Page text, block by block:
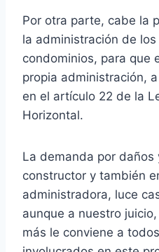
Por otra parte, cabe la
la administración de
condominios, para que
propia administración,
en el artículo 22 de la
Horizontal.
La demanda por daños
constructor y también
administradora, luce
aunque a nuestro
más le conviene a